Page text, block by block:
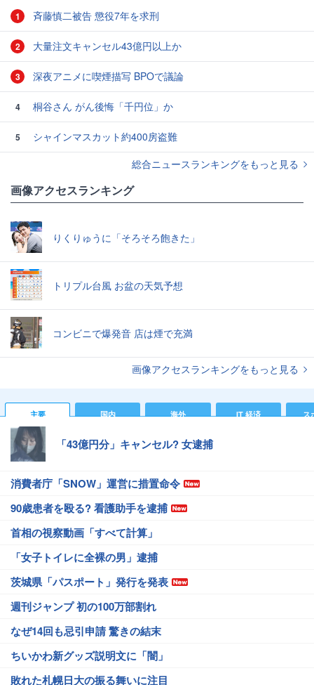
1 斉藤慎二被告 懲役7年を求刑
2 大量注文キャンセル43億円以上か
3 深夜アニメに喫煙描写 BPOで議論
4 桐谷さん がん後悔「千円位」か
5
シャインマスカット約400房盗難
総合ニュースランキングをもっと見る
画像アクセスランキング
りくりゅうに「そろそろ飽きた」
トリプル台風 お盆の天気予想
コンビニで爆発音 店は煙で充満
画像アクセスランキングをもっと見る
主要 国内 海外 IT 経済 ス
「43億円分」キャンセル? 女逮捕
消費者庁「SNOW」運営に措置命令
90歳患者を殴る? 看護助手を逮捕
首相の視察動画「すべて計算」
「女子トイレに全裸の男」逮捕
茨城県「パスポート」発行を発表
週刊ジャンプ 初の100万部割れ
なぜ14回も忌引申請 驚きの結末
ちいかわ新グッズ説明文に「闇」
敗れた札幌日大の振る舞いに注目